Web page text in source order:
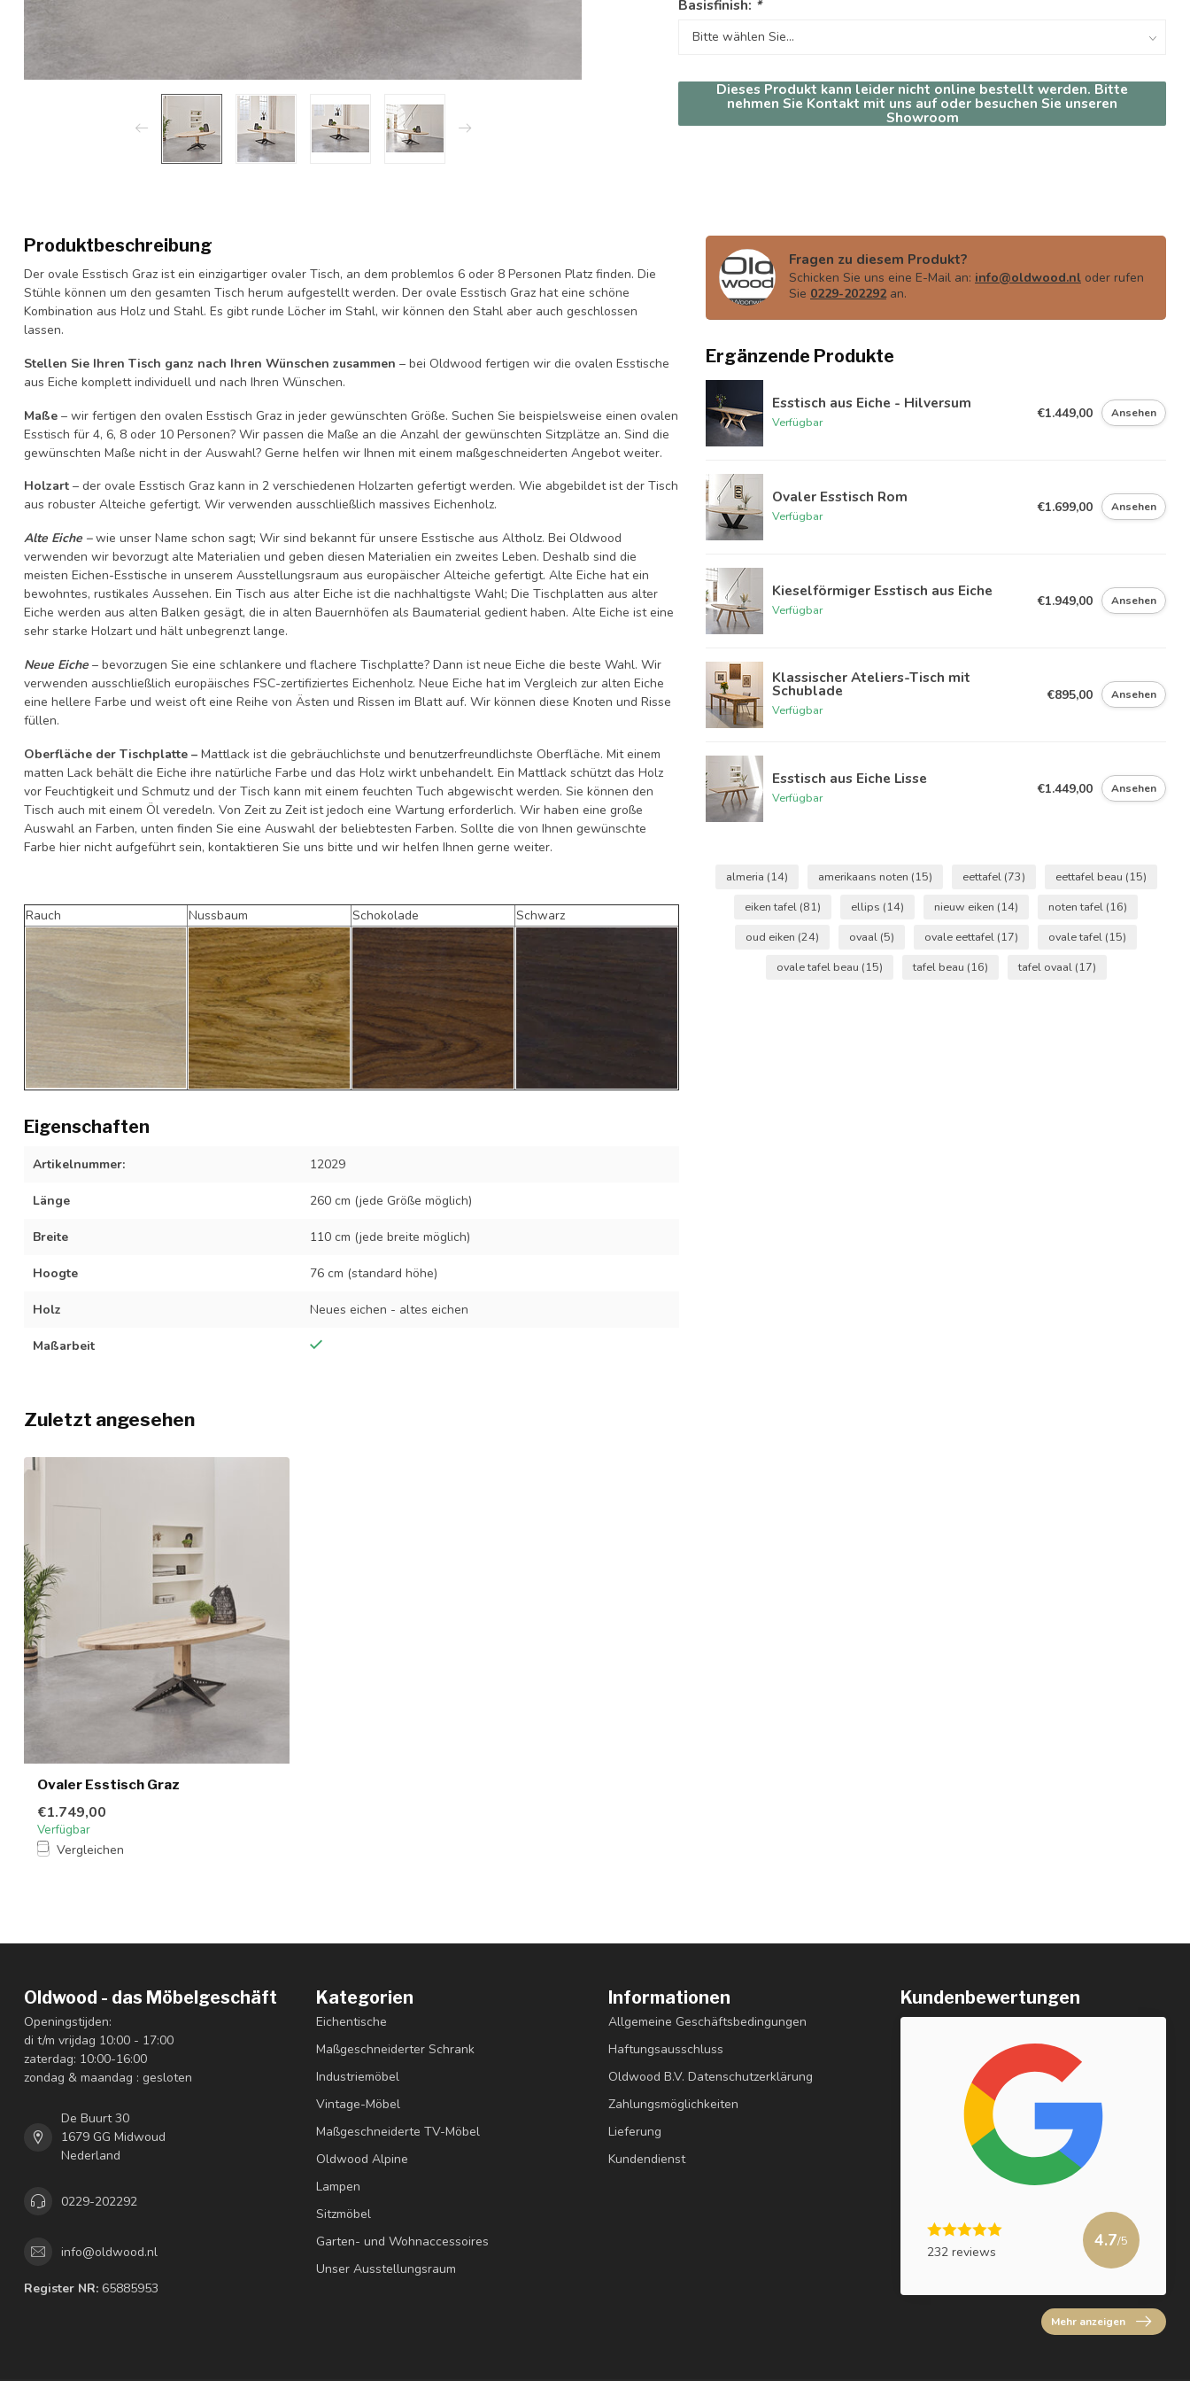
Basisfinish: *
Dieses Produkt kann leider nicht online bestellt werden. Bitte
nehmen Sie Kontakt mit uns auf oder besuchen Sie unseren
Showroom
Produktbeschreibung
Der ovale Esstisch Graz ist ein einzigartiger ovaler Tisch, an dem problemlos 6 oder 8 Personen Platz finden. Die
Stühle können um den gesamten Tisch herum aufgestellt werden. Der ovale Esstisch Graz hat eine schöne
Kombination aus Holz und Stahl. Es gibt runde Löcher im Stahl, wir können den Stahl aber auch geschlossen
lassen.
Stellen Sie Ihren Tisch ganz nach Ihren Wünschen zusammen – bei Oldwood fertigen wir die ovalen Esstische
aus Eiche komplett individuell und nach Ihren Wünschen.
Maße – wir fertigen den ovalen Esstisch Graz in jeder gewünschten Größe. Suchen Sie beispielsweise einen ovalen
Esstisch für 4, 6, 8 oder 10 Personen? Wir passen die Maße an die Anzahl der gewünschten Sitzplätze an. Sind die
gewünschten Maße nicht in der Auswahl? Gerne helfen wir Ihnen mit einem maßgeschneiderten Angebot weiter.
Holzart – der ovale Esstisch Graz kann in 2 verschiedenen Holzarten gefertigt werden. Wie abgebildet ist der Tisch
aus robuster Alteiche gefertigt. Wir verwenden ausschließlich massives Eichenholz.
Alte Eiche –wie unser Name schon sagt; Wir sind bekannt für unsere Esstische aus Altholz. Bei Oldwood
verwenden wir bevorzugt alte Materialien und geben diesen Materialien ein zweites Leben. Deshalb sind die
meisten Eichen-Esstische in unserem Ausstellungsraum aus europäischer Alteiche gefertigt. Alte Eiche hat ein
bewohntes, rustikales Aussehen. Ein Tisch aus alter Eiche ist die nachhaltigste Wahl; Die Tischplatten aus alter
Eiche werden aus alten Balken gesägt, die in alten Bauernhöfen als Baumaterial gedient haben. Alte Eiche ist eine
sehr starke Holzart und hält unbegrenzt lange.
Neue Eiche– bevorzugen Sie eine schlankere und flachere Tischplatte? Dann ist neue Eiche die beste Wahl. Wir
verwenden ausschließlich europäisches FSC-zertifiziertes Eichenholz. Neue Eiche hat im Vergleich zur alten Eiche
eine hellere Farbe und weist oft eine Reihe von Ästen und Rissen im Blatt auf. Wir können diese Knoten und Risse
füllen.
Oberfläche der Tischplatte – Mattlack ist die gebräuchlichste und benutzerfreundlichste Oberfläche. Mit einem
matten Lack behält die Eiche ihre natürliche Farbe und das Holz wirkt unbehandelt. Ein Mattlack schützt das Holz
vor Feuchtigkeit und Schmutz und der Tisch kann mit einem feuchten Tuch abgewischt werden. Sie können den
Tisch auch mit einem Öl veredeln. Von Zeit zu Zeit ist jedoch eine Wartung erforderlich. Wir haben eine große
Auswahl an Farben, unten finden Sie eine Auswahl der beliebtesten Farben. Sollte die von Ihnen gewünschte
Farbe hier nicht aufgeführt sein, kontaktieren Sie uns bitte und wir helfen Ihnen gerne weiter.
Rauch Nussbaum Schokolade Schwarz
Eigenschaften
Artikelnummer: 12029
Länge 260 cm (jede Größe möglich)
Breite 110 cm (jede breite möglich)
Hoogte 76 cm (standard höhe)
Holz Neues eichen - altes eichen
Maßarbeit
Fragen zu diesem Produkt?
Schicken Sie uns eine E-Mail an: info@oldwood.nl oder rufen
Sie 0229-202292an.
Ergänzende Produkte
Esstisch aus Eiche - Hilversum
Verfügbar
€1.449,00 Ansehen
Ovaler Esstisch Rom
Verfügbar
€1.699,00 Ansehen
Kieselförmiger Esstisch aus Eiche
Verfügbar
€1.949,00 Ansehen
Klassischer Ateliers-Tisch mit
Schublade
Verfügbar
€895,00 Ansehen
Esstisch aus Eiche Lisse
Verfügbar
€1.449,00 Ansehen
almeria (14) amerikaans noten (15) eettafel (73) eettafel beau (15)
eiken tafel (81) ellips (14) nieuw eiken (14) noten tafel (16)
oud eiken (24) ovaal (5) ovale eettafel (17) ovale tafel (15)
ovale tafel beau (15) tafel beau (16) tafel ovaal (17)
Zuletzt angesehen
Ovaler Esstisch Graz
€1.749,00
Verfügbar
Vergleichen
Oldwood - das Möbelgeschäft
Openingstijden:
di t/m vrijdag 10:00 - 17:00
zaterdag: 10:00-16:00
zondag & maandag : gesloten
De Buurt 30
1679 GG Midwoud
Nederland
0229-202292
info@oldwood.nl
Register NR: 65885953
Kategorien
Eichentische
Maßgeschneiderter Schrank
Industriemöbel
Vintage-Möbel
Maßgeschneiderte TV-Möbel
Oldwood Alpine
Lampen
Sitzmöbel
Garten- und Wohnaccessoires
Unser Ausstellungsraum
Informationen
Allgemeine Geschäftsbedingungen
Haftungsausschluss
Oldwood B.V. Datenschutzerklärung
Zahlungsmöglichkeiten
Lieferung
Kundendienst
Kundenbewertungen
232 reviews
4.7/5
Mehr anzeigen